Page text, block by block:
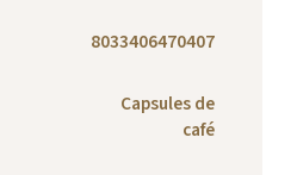
8033406470407
Capsules de
café